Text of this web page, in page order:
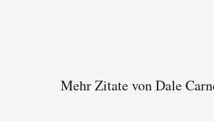
Mehr Zitate von Dale